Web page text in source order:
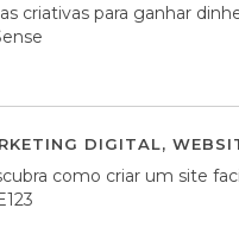
criativas para ganhar
DIGITAL,
como criar um site